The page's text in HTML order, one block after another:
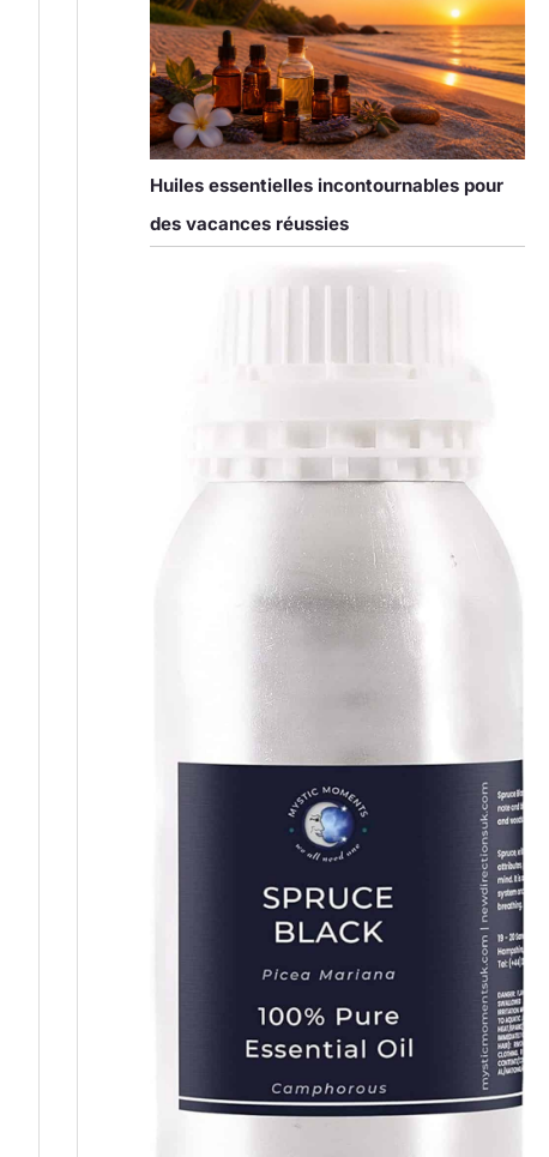
Huiles essentielles incontournables pour
des vacances réussies